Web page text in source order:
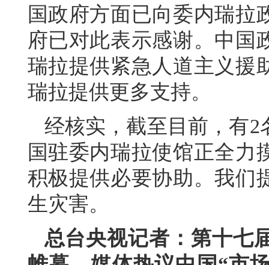
国政府方面已向委内瑞拉
府已对此表示感谢。中国
瑞拉提供紧急人道主义援
瑞拉提供更多支持。
经核实，截至目前，有
国驻委内瑞拉使馆正全力
积极提供必要协助。我们
生灾害。
总台央视记者：第十七